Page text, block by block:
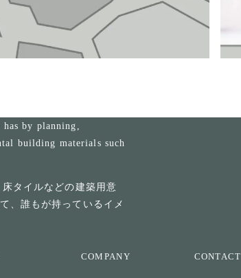
by planning,
building materials such
タイルなどの建築用意
、誰もが持っているイメ
COMPANY CONTACT